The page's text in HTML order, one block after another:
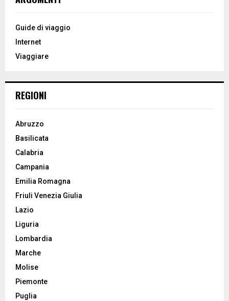
h
o
:
Guide di viaggio
Internet
Viaggiare
REGIONI
Abruzzo
Basilicata
Calabria
Campania
Emilia Romagna
Friuli Venezia Giulia
Lazio
Liguria
Lombardia
Marche
Molise
Piemonte
Puglia